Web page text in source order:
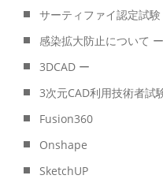
サーティファイ認定試験
感染拡大防止について ー
3DCAD ー
3次元CAD利用技術者試
Fusion360
Onshape
SketchUP